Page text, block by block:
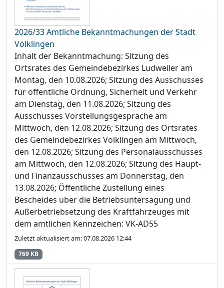
2026/33 Amtliche Bekanntmachungen der Stadt
Völklingen
Inhalt der Bekanntmachung: Sitzung des
Ortsrates des Gemeindebezirkes Ludweiler am
Montag, den 10.08.2026; Sitzung des Ausschusses
für öffentliche Ordnung, Sicherheit und Verkehr
am Dienstag, den 11.08.2026; Sitzung des
Ausschusses Vorstellungsgespräche am
Mittwoch, den 12.08.2026; Sitzung des Ortsrates
des Gemeindebezirkes Völklingen am Mittwoch,
den 12.08.2026; Sitzung des Personalausschusses
am Mittwoch, den 12.08.2026; Sitzung des Haupt-
und Finanzausschusses am Donnerstag, den
13.08.2026; Öffentliche Zustellung eines
Bescheides über die Betriebsuntersagung und
Außerbetriebsetzung des Kraftfahrzeuges mit
dem amtlichen Kennzeichen: VK-AD55
Zuletzt aktualisiert am: 07.08.2026 12:44
769 KB